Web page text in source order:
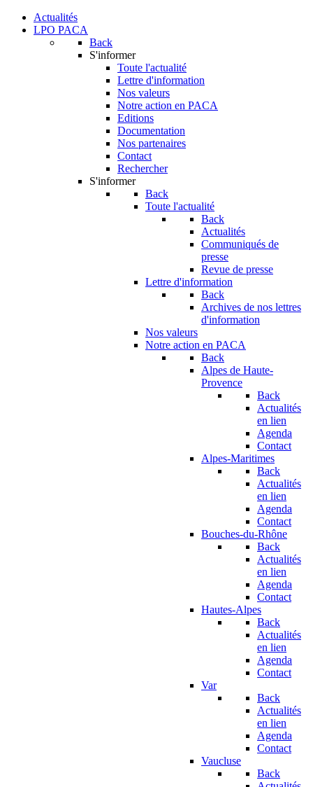
Actualités
LPO PACA
Back
S'informer
Toute l'actualité
Lettre d'information
Nos valeurs
Notre action en PACA
Editions
Documentation
Nos partenaires
Contact
Rechercher
S'informer
Back
Toute l'actualité
Back
Actualités
Communiqués de
presse
Revue de presse
Lettre d'information
Back
Archives de nos lettres
d'information
Nos valeurs
Notre action en PACA
Back
Alpes de Haute-
Provence
Back
Actualités
en lien
Agenda
Contact
Alpes-Maritimes
Back
Actualités
en lien
Agenda
Contact
Bouches-du-Rhône
Back
Actualités
en lien
Agenda
Contact
Hautes-Alpes
Back
Actualités
en lien
Agenda
Contact
Var
Back
Actualités
en lien
Agenda
Contact
Vaucluse
Back